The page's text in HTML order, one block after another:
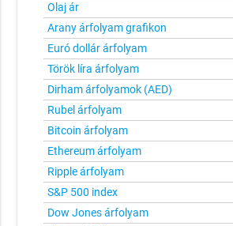
Olaj ár
Arany árfolyam grafikon
Euró dollár árfolyam
Török líra árfolyam
Dirham árfolyamok (AED)
Rubel árfolyam
Bitcoin árfolyam
Ethereum árfolyam
Ripple árfolyam
S&P 500 index
Dow Jones árfolyam